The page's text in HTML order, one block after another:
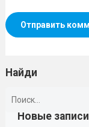
Найди
Новые записи